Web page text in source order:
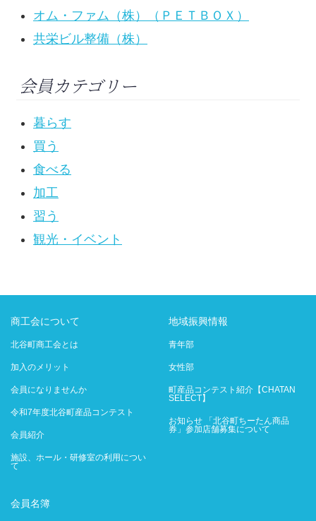
オム・ファム（株）（ＰＥＴＢＯＸ）
共栄ビル整備（株）
会員カテゴリー
暮らす
買う
食べる
加工
習う
観光・イベント
商工会について
北谷町商工会とは
加入のメリット
会員になりませんか
令和7年度北谷町産品コンテスト
会員紹介
施設、ホール・研修室の利用につい
て
地域振興情報
青年部
女性部
町産品コンテスト紹介【CHATAN
SELECT】
お知らせ 「北谷町ちーたん商品
券」参加店舗募集について
会員名簿